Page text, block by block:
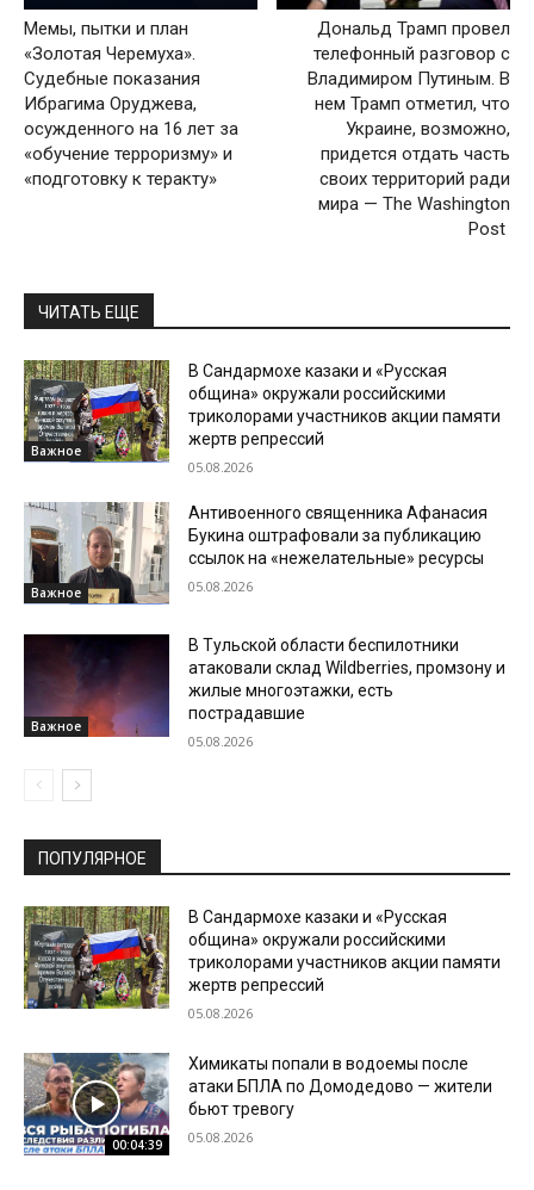
Мемы, пытки и план
«Золотая Черемуха».
Судебные показания
Ибрагима Оруджева,
осужденного на 16 лет за
«обучение терроризму» и
«подготовку к теракту»
Дональд Трамп провел
телефонный разговор с
Владимиром Путиным. В
нем Трамп отметил, что
Украине, возможно,
придется отдать часть
своих территорий ради
мира — The Washington
Post
ЧИТАТЬ ЕЩЕ
Важное
В Сандармохе казаки и «Русская
община» окружали российскими
триколорами участников акции памяти
жертв репрессий
05.08.2026
Важное
Антивоенного священника Афанасия
Букина оштрафовали за публикацию
ссылок на «нежелательные» ресурсы
05.08.2026
Важное
В Тульской области беспилотники
атаковали склад Wildberries, промзону и
жилые многоэтажки, есть
пострадавшие
05.08.2026
ПОПУЛЯРНОЕ
В Сандармохе казаки и «Русская
община» окружали российскими
триколорами участников акции памяти
жертв репрессий
05.08.2026
00:04:39
Химикаты попали в водоемы после
атаки БПЛА по Домодедово — жители
бьют тревогу
05.08.2026